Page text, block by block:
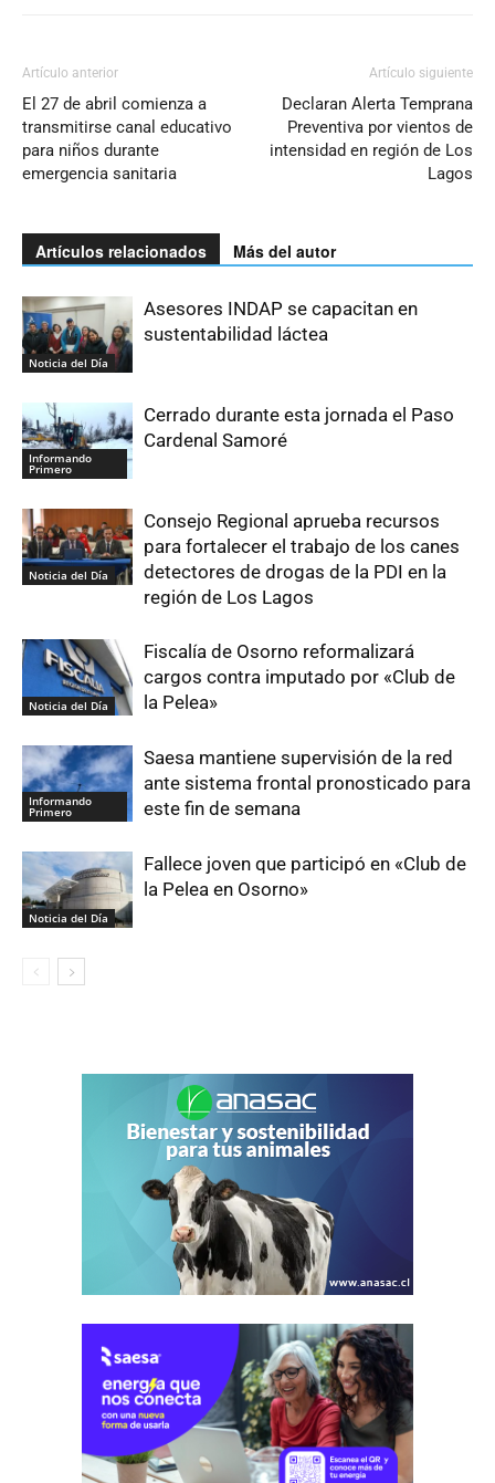
Artículo anterior
El 27 de abril comienza a
transmitirse canal educativo
para niños durante
emergencia sanitaria
Artículo siguiente
Declaran Alerta Temprana
Preventiva por vientos de
intensidad en región de Los
Lagos
Artículos relacionados Más del autor
Noticia del Día
Asesores INDAP se capacitan en
sustentabilidad láctea
Informando
Primero
Cerrado durante esta jornada el Paso
Cardenal Samoré
Noticia del Día
Consejo Regional aprueba recursos
para fortalecer el trabajo de los canes
detectores de drogas de la PDI en la
región de Los Lagos
Noticia del Día
Fiscalía de Osorno reformalizará
cargos contra imputado por «Club de
la Pelea»
Informando
Primero
Saesa mantiene supervisión de la red
ante sistema frontal pronosticado para
este fin de semana
Noticia del Día
Fallece joven que participó en «Club de
la Pelea en Osorno»